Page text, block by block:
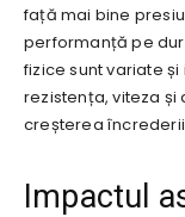
față mai bine
performanță pe
fizice sunt variate
rezistența, viteza
creșterea
Impactul